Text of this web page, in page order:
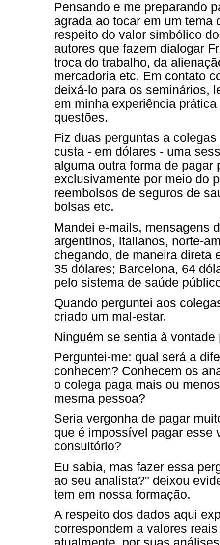
Pensando e me preparando
agrada ao tocar em um tema
respeito do valor simbólico
autores que fazem dialogar
troca do trabalho, da
mercadoria etc. Em contato
deixá-lo para os seminários,
em minha experiência
questões.
Fiz duas perguntas a
custa - em dólares - uma
alguma outra forma de
exclusivamente por meio do
reembolsos de seguros de
bolsas etc.
Mandei e-mails, mensagens
argentinos, italianos, norte-
chegando, de maneira direta
35 dólares; Barcelona, 64
pelo sistema de saúde
Quando perguntei aos
criado um mal-estar.
Ninguém se sentia à vontade
Perguntei-me: qual será a
conhecem? Conhecem os
o colega paga mais ou
mesma pessoa?
Seria vergonha de pagar
que é impossível pagar esse
consultório?
Eu sabia, mas fazer essa
ao seu analista?" deixou
tem em nossa formação.
A respeito dos dados aqui
correspondem a valores
atualmente, por suas